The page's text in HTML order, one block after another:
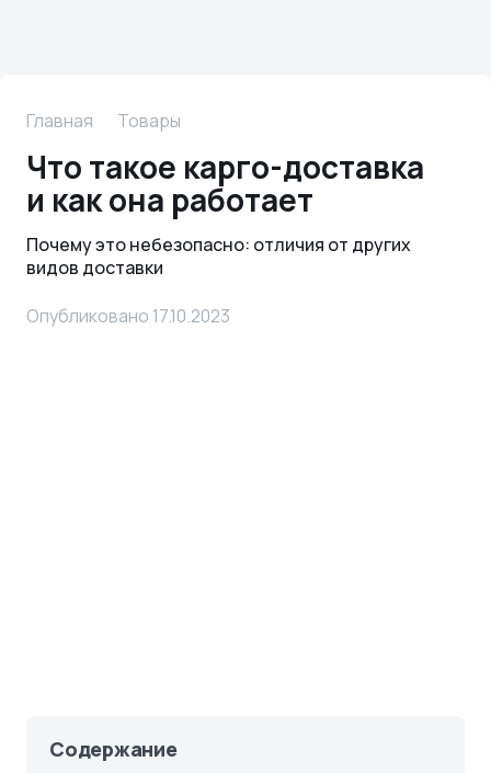
Главная Товары
Что такое карго-доставка
и как она работает
Почему это небезопасно: отличия от других
видов доставки
Опубликовано 17.10.2023
Содержание